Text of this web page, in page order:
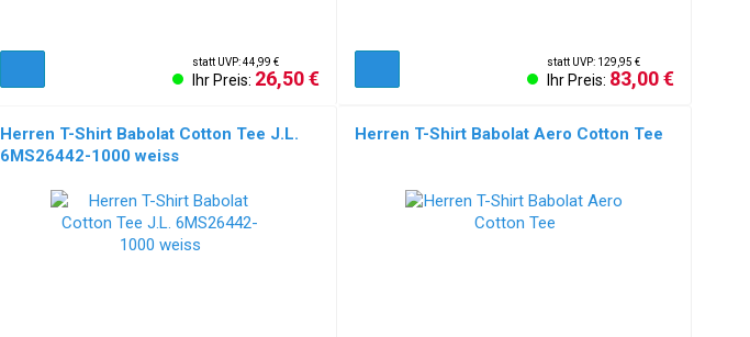
statt UVP: 44,99 €
Ihr Preis: 26,50 €
statt UVP: 129,95 €
Ihr Preis: 83,00 €
Herren T-Shirt Babolat Cotton Tee J.L.
6MS26442-1000 weiss
Herren T-Shirt Babolat Aero Cotton Tee